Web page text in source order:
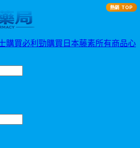
購買必利勁購買 日本藤素所有商品心
熱銷 TOP